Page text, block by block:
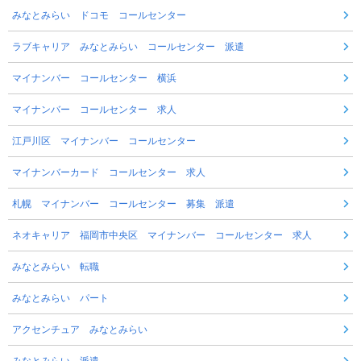
みなとみらい ドコモ コールセンター
ラブキャリア みなとみらい コールセンター 派遣
マイナンバー コールセンター 横浜
マイナンバー コールセンター 求人
江戸川区 マイナンバー コールセンター
マイナンバーカード コールセンター 求人
札幌 マイナンバー コールセンター 募集 派遣
ネオキャリア 福岡市中央区 マイナンバー コールセンター 求人
みなとみらい 転職
みなとみらい パート
アクセンチュア みなとみらい